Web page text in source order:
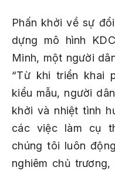
Phấn khởi về sự
dựng mô hình
Minh, một người
“Từ khi triển khai
kiểu mẫu, người
khởi và nhiệt tình
các việc làm cụ
chúng tôi luôn
nghiêm chủ